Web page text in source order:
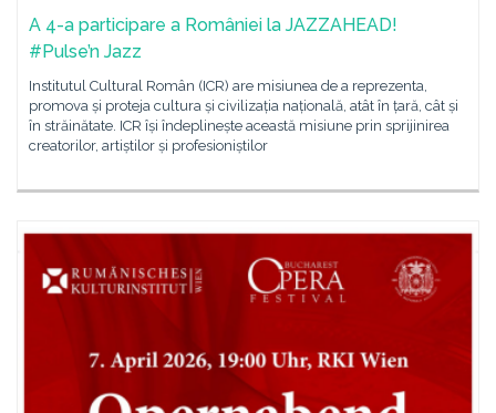
A 4-a participare a României la JAZZAHEAD!
#Pulse’n Jazz
Institutul Cultural Român (ICR) are misiunea de a reprezenta,
promova și proteja cultura și civilizația națională, atât în țară, cât și
în străinătate. ICR își îndeplinește această misiune prin sprijinirea
creatorilor, artiștilor și profesioniștilor